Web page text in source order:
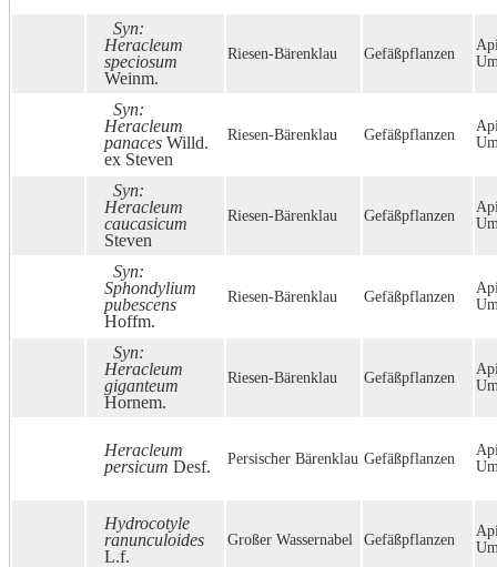
Syn:
Heracleum
speciosum
Weinm.
Riesen-Bärenklau Gefäßpflanzen
Syn:
Heracleum
panaces Willd.
ex Steven
Riesen-Bärenklau Gefäßpflanzen
Syn:
Heracleum
caucasicum
Steven
Riesen-Bärenklau Gefäßpflanzen
Syn:
Sphondylium
pubescens
Hoffm.
Riesen-Bärenklau Gefäßpflanzen
Syn:
Heracleum
giganteum
Hornem.
Riesen-Bärenklau Gefäßpflanzen
Heracleum
persicum Desf. Persischer Bärenklau Gefäßpflanzen
Hydrocotyle
ranunculoides
L.f.
Großer Wassernabel Gefäßpflanzen